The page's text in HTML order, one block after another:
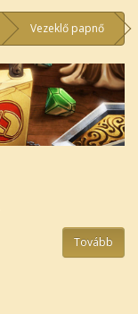
Vezeklő papnő
Tovább